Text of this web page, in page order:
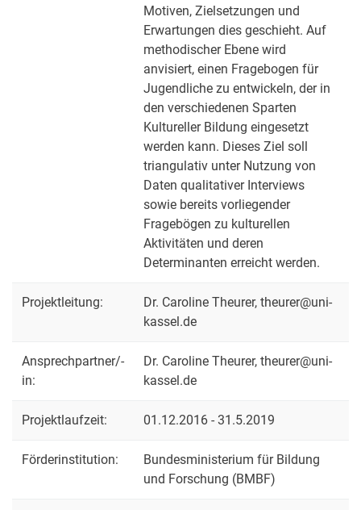
Motiven, Zielsetzungen und
Erwartungen dies geschieht. Auf
methodischer Ebene wird
anvisiert, einen Fragebogen für
Jugendliche zu entwickeln, der in
den verschiedenen Sparten
Kultureller Bildung eingesetzt
werden kann. Dieses Ziel soll
triangulativ unter Nutzung von
Daten qualitativer Interviews
sowie bereits vorliegender
Fragebögen zu kulturellen
Aktivitäten und deren
Determinanten erreicht werden.
Projektleitung:
Dr. Caroline Theurer, theurer@uni-
kassel.de
Ansprechpartner/-
in:
Dr. Caroline Theurer, theurer@uni-
kassel.de
Projektlaufzeit: 01.12.2016 - 31.5.2019
Förderinstitution:
Bundesministerium für Bildung
und Forschung (BMBF)